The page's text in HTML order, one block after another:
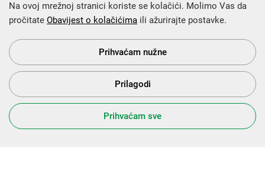
Krajnji primatelj financijskog instrumenta sufinanciranog iz
Europskog fonda za regionalni razvoj u sklopu Operativnog
programa „Konkurentnost i kohezija”.
s Vama od 2014. godine!
Na ovoj mrežnoj stranici koriste se kolačići. Molimo Vas da
pročitate Obavijest o kolačićima ili ažurirajte postavke.
Prihvaćam nužne
Prilagodi
Prihvaćam sve